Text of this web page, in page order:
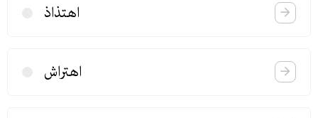
اهتذاذ
اهتراش